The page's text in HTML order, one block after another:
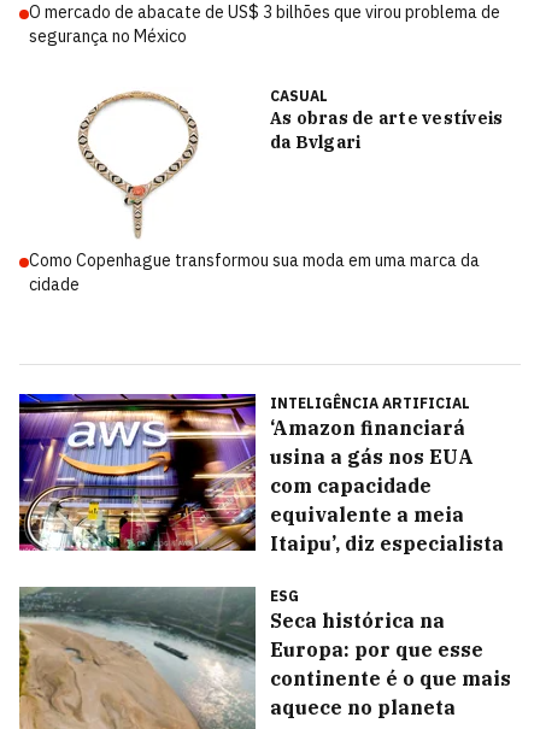
O mercado de abacate de US$ 3 bilhões que virou problema de
segurança no México
CASUAL
As obras de arte vestíveis
da Bvlgari
Como Copenhague transformou sua moda em uma marca da
cidade
INTELIGÊNCIA ARTIFICIAL
‘Amazon financiará
usina a gás nos EUA
com capacidade
equivalente a meia
Itaipu’, diz especialista
ESG
Seca histórica na
Europa: por que esse
continente é o que mais
aquece no planeta